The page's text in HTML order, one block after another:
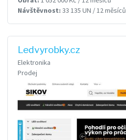
Návštěvnost: 33 135 UN / 12 měsíců
Ledvyrobky.cz
Elektronika
Prodej